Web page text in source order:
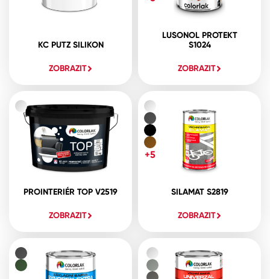
KC PUTZ SILIKON
ZOBRAZIT
LUSONOL PROTEKT
S1024
ZOBRAZIT
PROINTERIÉR TOP V2519
ZOBRAZIT
SILAMAT S2819
ZOBRAZIT
+5